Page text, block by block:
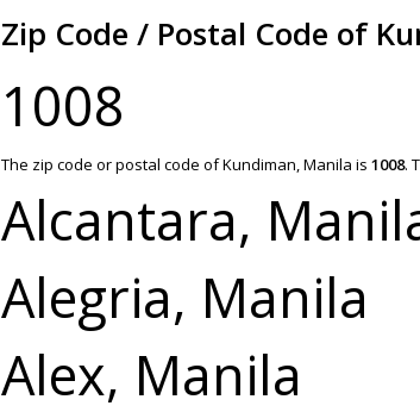
Zip Code / Postal Code of
1008
The zip code or postal code of Kundiman, Manila is 1008.
Alcantara,
Alegria, Manila
Alex, Manila